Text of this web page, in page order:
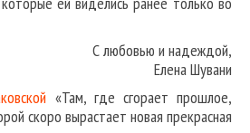
С любовью и надеждой,
Елена Шувани
«Там, где сгорает прошлое,
скоро вырастает новая прекрасная